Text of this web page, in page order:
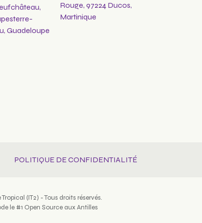
Guadeloupe
Rouge, 97224 Ducos,
Martinique
POLITIQUE DE CONFIDENTIALITÉ
(IT2) - Tous droits réservés.
le #1 Open Source aux Antilles